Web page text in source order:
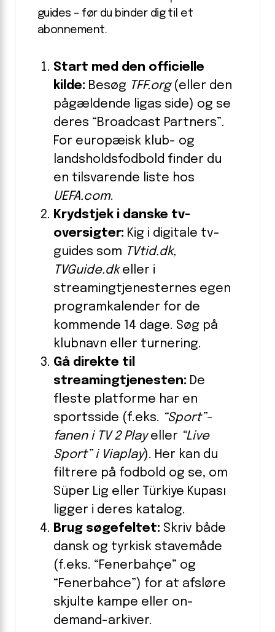
guides – før du binder dig til et
abonnement.
Start med den officielle
kilde: Besøg TFF.org(eller den
pågældende ligas side) og se
deres “Broadcast Partners”.
For europæisk klub- og
landsholdsfodbold finder du
en tilsvarende liste hos
UEFA.com.
Krydstjek i danske tv-
oversigter: Kig i digitale tv-
guides som TVtid.dk,
TVGuide.dkeller i
streamingtjenesternes egen
programkalender for de
kommende 14 dage. Søg på
klubnavn eller turnering.
Gå direkte til
streamingtjenesten: De
fleste platforme har en
sportsside (f.eks. “Sport”-
fanen i TV 2 Playeller “Live
Sport” i Viaplay). Her kan du
filtrere på fodbold og se, om
Süper Lig eller Türkiye Kupası
ligger i deres katalog.
Brug søgefeltet: Skriv både
dansk og tyrkisk stavemåde
(f.eks. “Fenerbahçe” og
“Fenerbahce”) for at afsløre
skjulte kampe eller on-
demand-arkiver.